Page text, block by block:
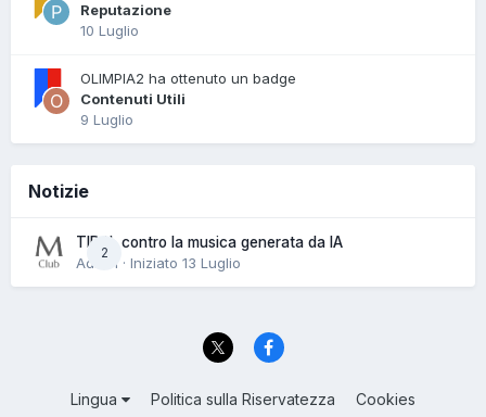
Reputazione
10 Luglio
OLIMPIA2 ha ottenuto un badge
Contenuti Utili
9 Luglio
Notizie
2
TIDAL contro la musica generata da IA
Admin · Iniziato 13 Luglio
Lingua Politica sulla Riservatezza Cookies